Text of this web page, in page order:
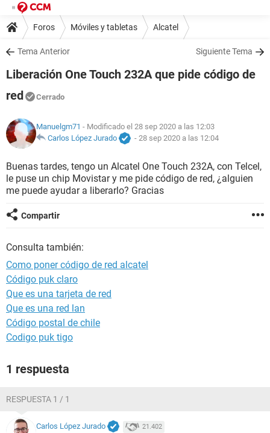
Foros Móviles y tabletas Alcatel
Tema Anterior Siguiente Tema
Liberación One Touch 232A que pide código de
red
Cerrado
Manuelgm71 - Modificado el 28 sep 2020 a las 12:03
Carlos López Jurado
- 28 sep 2020 a las 12:04
Buenas tardes, tengo un Alcatel One Touch 232A, con Telcel,
le puse un chip Movistar y me pide código de red, ¿alguien
me puede ayudar a liberarlo? Gracias
Compartir
Consulta también:
Como poner código de red alcatel
Código puk claro
Que es una tarjeta de red
Que es una red lan
Código postal de chile
Codigo puk tigo
1 respuesta
RESPUESTA 1 / 1
Carlos López Jurado 21.402